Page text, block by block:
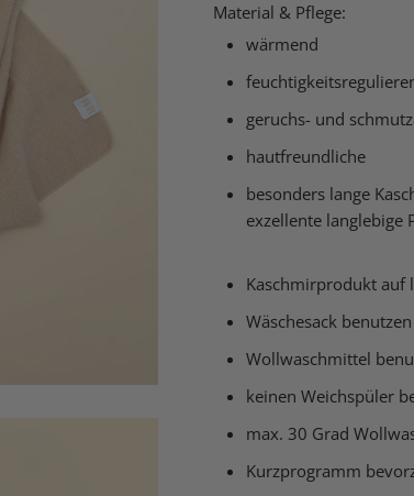
Material & Pflege:
wärmend
geruchs- und
hautfreundliche
besonders lange
exzellente langlebige
Kaschmirprodukt auf
Wäschesack benutzen
Wollwaschmittel
keinen Weichspüler
max. 30 Grad
Kurzprogramm